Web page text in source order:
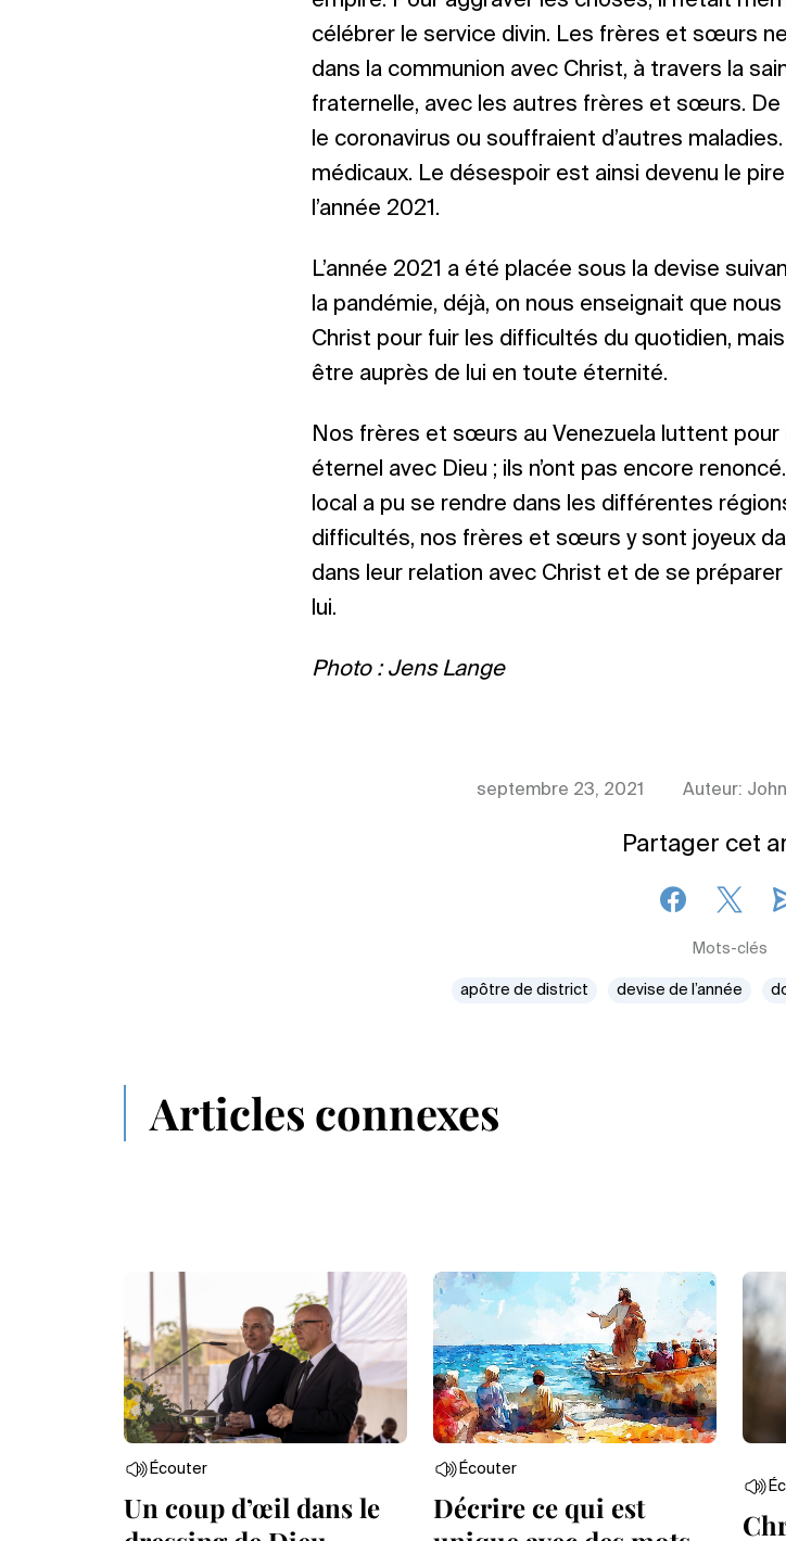
célébrer le service divin. Les frères et sœurs
dans la communion avec Christ, à travers la
fraternelle, avec les autres frères et sœurs.
le coronavirus ou souffraient d’autres
médicaux. Le désespoir est ainsi devenu le
l’année 2021.
L’année 2021 a été placée sous la devise
la pandémie, déjà, on nous enseignait que
Christ pour fuir les difficultés du quotidien,
être auprès de lui en toute éternité.
Nos frères et sœurs au Venezuela luttent pour
éternel avec Dieu ; ils n’ont pas encore
local a pu se rendre dans les différentes
difficultés, nos frères et sœurs y sont joyeux
dans leur relation avec Christ et de se
lui.
Photo : Jens Lange
septembre 23, 2021 Auteur:
Partager cet
Mots-clés
apôtre de district devise de l’année
Articles connexes
Écouter
Un coup d’œil dans le
Écouter
Décrire ce qui est